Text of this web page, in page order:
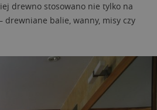
drewno stosowano nie tylko na
drewniane balie, wanny, misy czy